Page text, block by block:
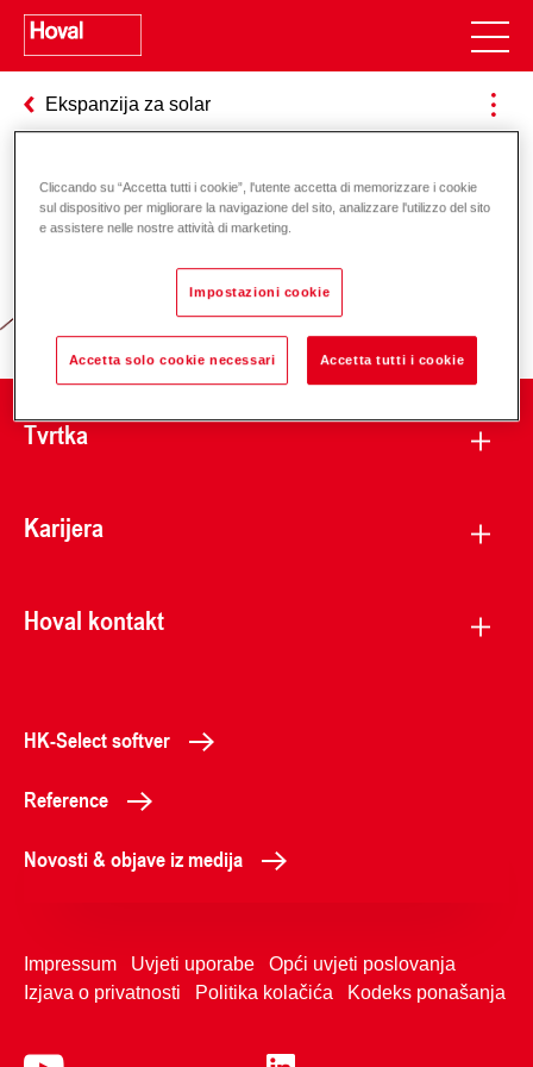
Ekspanzija za solar
Odgovornost za energiju i okoliš
Tvrtka
Karijera
Hoval kontakt
HK-Select softver
Reference
Novosti & objave iz medija
Impressum Uvjeti uporabe
Opći uvjeti poslovanja
Izjava o privatnosti
Politika kolačića Kodeks ponašanja
Cliccando su “Accetta tutti i cookie”, l'utente accetta di memorizzare i cookie
sul dispositivo per migliorare la navigazione del sito, analizzare l'utilizzo del sito
e assistere nelle nostre attività di marketing.
Impostazioni cookie
Accetta solo cookie necessari Accetta tutti i cookie